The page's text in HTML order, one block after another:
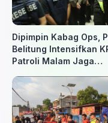
Dipimpin Kabag Ops,
Belitung Intensifkan
Patroli Malam Jaga